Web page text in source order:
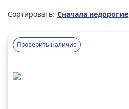
Сортировать: Сначала недорогие
Проверить наличие